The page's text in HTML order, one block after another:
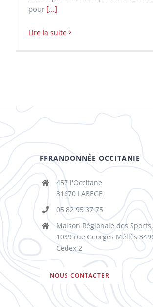
pour [...]
Lire la suite
FFRANDONNÉE OCCITANIE
457 l'Occitane
31670 LABEGE
05 82 95 37 75
Maison Régionale des Sports,
1039 rue Georges Méliès
Cedex 2
NOUS CONTACTER